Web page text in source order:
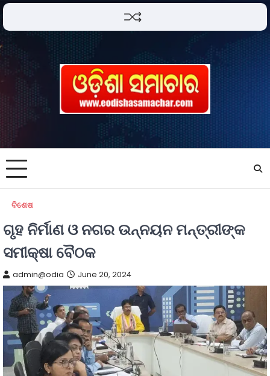
ବିଶେଷ
ଗୃହ ନିର୍ମାଣ ଓ ନଗର ଉନ୍ନୟନ ମନ୍ତ୍ରୀଙ୍କ
ସମୀକ୍ଷା ବୈଠକ
admin@odia June 20, 2024